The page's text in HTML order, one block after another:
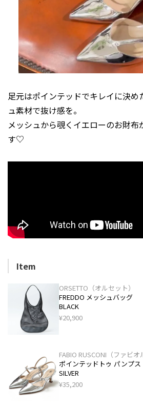
足元はポインテッドでキレイに決め
ュ素材で抜け感を。
メッシュから覗くイエローのお財
す♡
Item
ORSETTO（オルセット）
FREDDO メッシュバッグ
BLACK
¥20,900
FABIO RUSCONI（ファビオ
ポインテッドトゥ パンプス
SILVER
¥35,200